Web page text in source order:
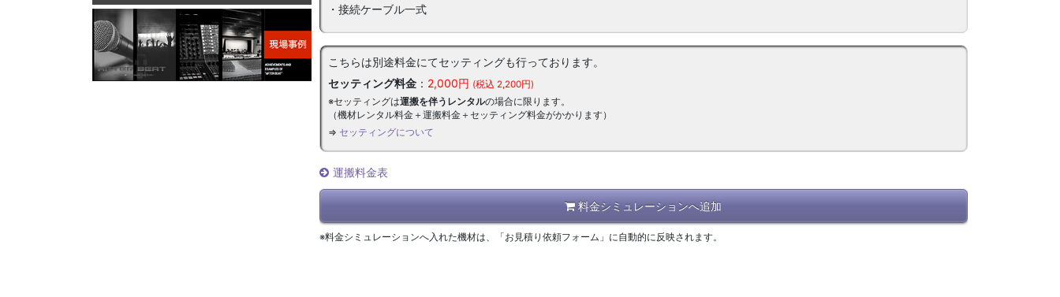
・接続ケーブル一式
こちらは別途料金にてセッティングも行っております。
セッティング料金： 2,000円 (税込 2,200円)
※セッティングは運搬を伴うレンタルの場合に限ります。
（機材レンタル料金＋運搬料金＋セッティング料金がかかります）
⇒ セッティングについて
運搬料金表
料金シミュレーションへ追加
※料金シミュレーションへ入れた機材は、「お見積り依頼フォーム」に自動的に反映されます。